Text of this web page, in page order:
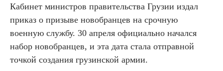
Кабинет министров правительства Грузии издал
приказ о призыве новобранцев на срочную
военную службу. 30 апреля официально начался
набор новобранцев, и эта дата стала отправной
точкой создания грузинской армии.